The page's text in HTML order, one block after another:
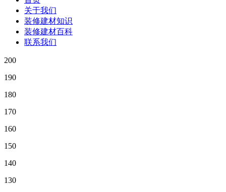
关于我们
装修建材知识
装修建材百科
联系我们
200
190
180
170
160
150
140
130